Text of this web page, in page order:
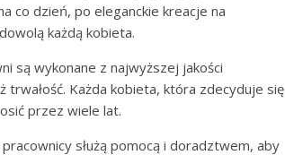
co dzień, po eleganckie kreacje na
każdą kobieta.
są wykonane z najwyższej jakości
Każda kobieta, która zdecyduje się
przez wiele lat.
służą pomocą i doradztwem, aby